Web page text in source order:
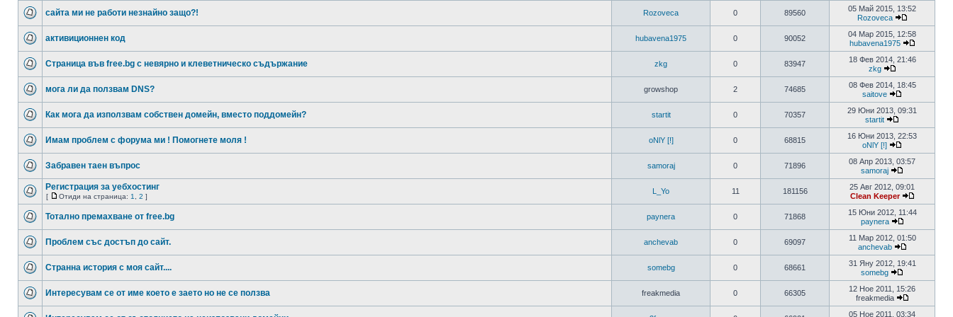
сайта ми не работи незнайно защо?! Rozoveca 0 89560
05 Май 2015, 13:52
Rozoveca
активиционнен код hubavena1975 0 90052
04 Мар 2015, 12:58
hubavena1975
Страница във free.bg с невярно и клеветническо съдържание zkg 0 83947
18 Фев 2014, 21:46
zkg
мога ли да ползвам DNS? growshop 2 74685
08 Фев 2014, 18:45
saitove
Как мога да използвам собствен домейн, вместо поддомейн? startit 0 70357
29 Юни 2013, 09:31
startit
Имам проблем с форума ми ! Помогнете моля ! oNlY [!] 0 68815
16 Юни 2013, 22:53
oNlY [!]
Забравен таен въпрос samoraj 0 71896
08 Апр 2013, 03:57
samoraj
Регистрация за уебхостинг
[ Отиди на страница: 1 2 ]
L_Yo 11 181156
25 Авг 2012, 09:01
Clean Keeper
Тотално премахване от free.bg paynera 0 71868
15 Юни 2012, 11:44
paynera
Проблем със достъп до сайт. anchevab 0 69097
11 Мар 2012, 01:50
anchevab
Странна история с моя сайт.... somebg 0 68661
31 Яну 2012, 19:41
somebg
Интересувам се от име което е заето но не се ползва freakmedia 0 66305
12 Ное 2011, 15:26
freakmedia
05 Ное 2011, 03:34